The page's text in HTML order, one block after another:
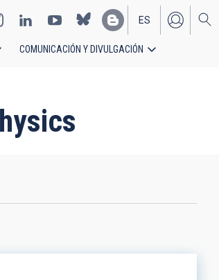
EN
ES
COMUNICACIÓN Y DIVULGACIÓN